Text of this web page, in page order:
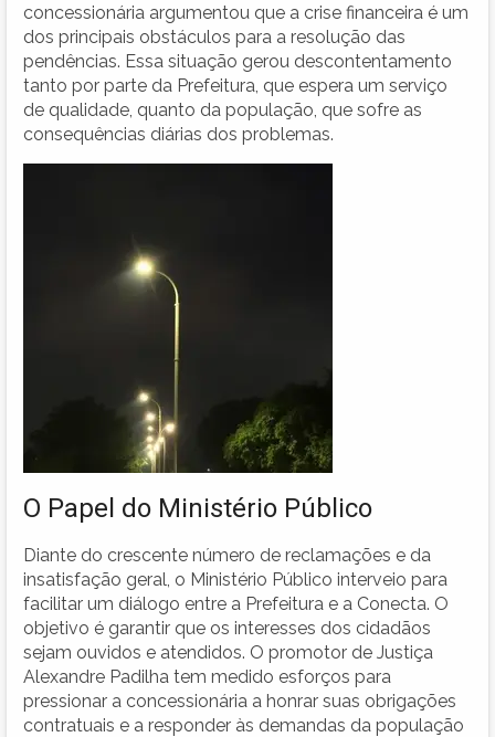
concessionária argumentou que a crise financeira é um
dos principais obstáculos para a resolução das
pendências. Essa situação gerou descontentamento
tanto por parte da Prefeitura, que espera um serviço
de qualidade, quanto da população, que sofre as
consequências diárias dos problemas.
O Papel do Ministério Público
Diante do crescente número de reclamações e da
insatisfação geral, o Ministério Público interveio para
facilitar um diálogo entre a Prefeitura e a Conecta. O
objetivo é garantir que os interesses dos cidadãos
sejam ouvidos e atendidos. O promotor de Justiça
Alexandre Padilha tem medido esforços para
pressionar a concessionária a honrar suas obrigações
contratuais e a responder às demandas da população